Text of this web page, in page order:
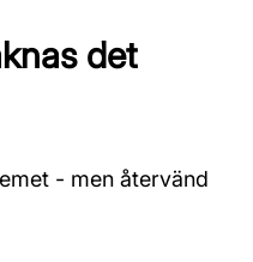
det
- men återvänd